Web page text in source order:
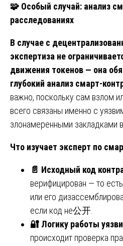
🧩 Особый случай: анализ
расследованиях
В случае с
экспертиза не
движения токенов — она
глубокий анализ смарт-
важно, поскольку сам взлом
всего связаны именно с
злонамеренными закладками в
Что изучает эксперт по
📄 Исходный код
верифицирован — то
или его
если код не公开.
🔐 Логику работы
происходит проверка